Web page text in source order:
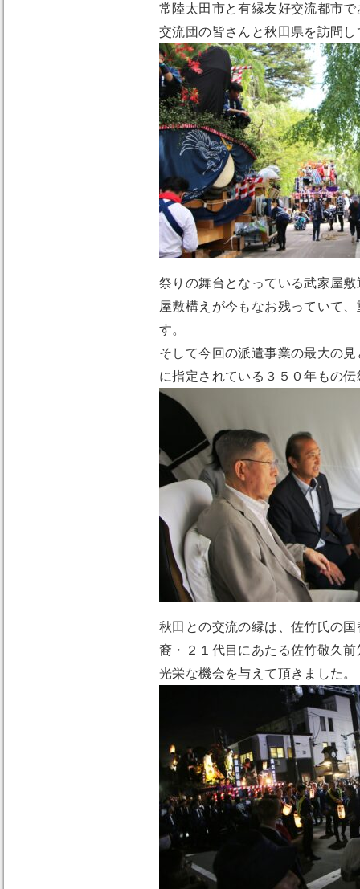
常陸太田市と有縁友好交流都市
交流団の皆さんと秋田県を訪問
祭りの舞台となっている武家屋
屋敷構えが今もなお残っていて
す。
そして今回の派遣事業の最大の
に指定されている３５０年もの
秋田との交流の縁は、佐竹氏の
裔・２１代目にあたる佐竹敬久
光栄な機会を与えて頂きました。